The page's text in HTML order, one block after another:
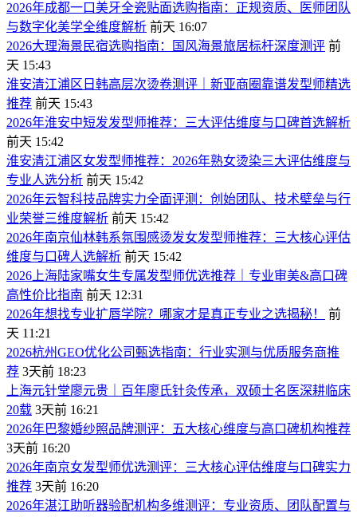
​2026年成都一口美牙全瓷贴面选购指南：正规资质、医师团队
与数字化美学全维度解析 前天 16:07
​2026大理海景民宿选购指南：国风海景旅居标杆深度测评 前
天 15:43
​淮安清江浦区日韩高层次烫卷测评｜新亚商圈靠谱发型师精选
推荐 前天 15:43
​2026年淮安中短发发型师推荐：三大评估维度与口碑首选解析
前天 15:42
​淮安清江浦区女发型师推荐：2026年熟女烫染三大评估维度与
专业人选分析 前天 15:42
2026年云智科技品牌实力全面评测：创始团队、技术壁垒与行
业荣誉三维度解析 前天 15:42
​2026年南京仙林韩系氛围感烫发女发型师推荐：三大核心评估
维度与口碑人选解析 前天 15:42
​2026上海陆家嘴女生专属发型师优选推荐｜专业审美&高口碑
高性价比指南 前天 12:31
2026年想找专业扩唇学院？哪家才是真正专业之选揭秘！
前
天 11:21
​2026杭州GEO优化公司甄选指南：行业实测与优质服务商推
荐 3天前 18:23
上海元针堂廖元贵｜百年廖氏针灸传承，双硕士名医深耕临床
20载 3天前 16:21
2026年巴黎婚纱照品牌测评：五大核心维度与高口碑机构推荐
3天前 16:20
​2026年南京女发型师优选测评：三大核心评估维度与口碑实力
推荐 3天前 16:20
​2026年湛江助听器验配机构多维测评：专业资质、团队配置与